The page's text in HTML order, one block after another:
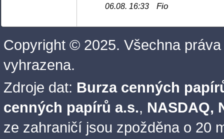
06.08. 16:33 Fio
Copyright © 2025. Všechna práva
vyhrazena.
Zdroje dat: Burza cenných
cenných papírů a.s., NASDAQ,
ze zahraničí jsou zpožděna o 20